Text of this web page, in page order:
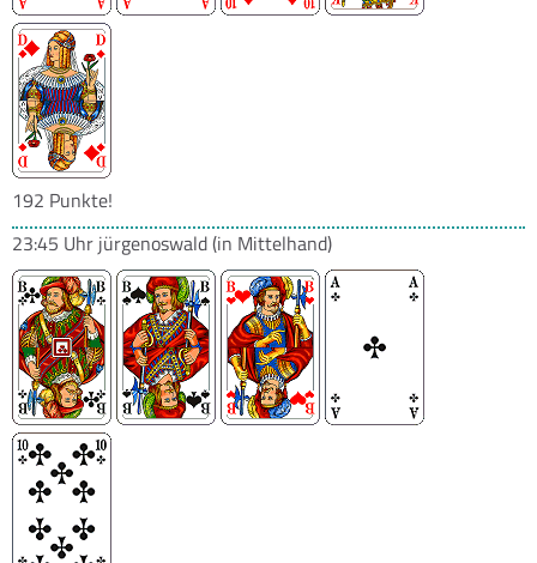
192 Punkte!
23:45 Uhr jürgenoswald(in Mittelhand)